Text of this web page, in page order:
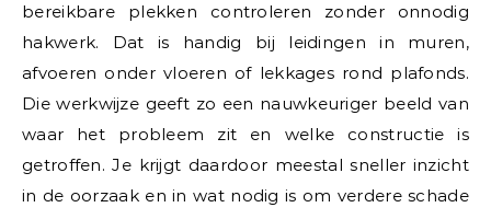
bereikbare plekken controleren zonder onnodig
hakwerk. Dat is handig bij leidingen in muren,
afvoeren onder vloeren of lekkages rond plafonds.
Die werkwijze geeft zo een nauwkeuriger beeld van
waar het probleem zit en welke constructie is
getroffen. Je krijgt daardoor meestal sneller inzicht
in de oorzaak en in wat nodig is om verdere schade